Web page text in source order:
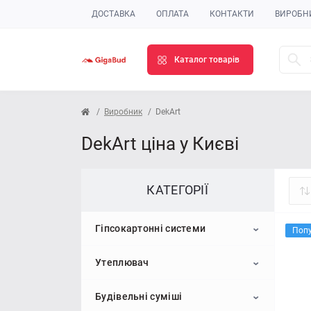
ДОСТАВКА ОПЛАТА КОНТАКТИ
Каталог товарів
Виробник DekArt
DekArt ціна у Києві
КАТЕГОРІЇ
Гіпсокартонні системи
Гіпсокартон
Стельовий гіпсокартон
Профіль для гіпсокартону
Утеплювач
Пінопласт
Будівельні суміші